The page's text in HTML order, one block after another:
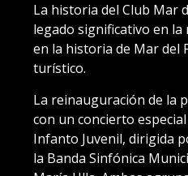
La historia del Club Mar
legado significativo en la
en la historia de Mar del
turístico.
La reinauguración de la
con un concierto
Infanto Juvenil, dirigida
la Banda Sinfónica